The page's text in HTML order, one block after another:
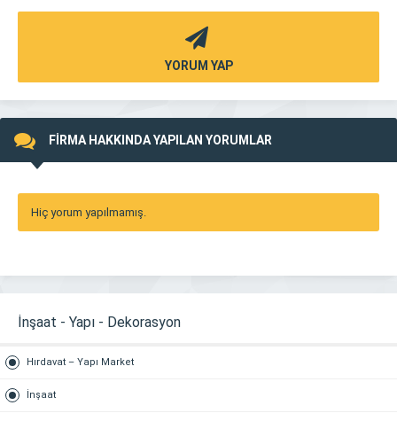
YORUM YAP
FİRMA HAKKINDA YAPILAN YORUMLAR
Hiç yorum yapılmamış.
İnşaat - Yapı - Dekorasyon
Hırdavat – Yapı Market
İnşaat